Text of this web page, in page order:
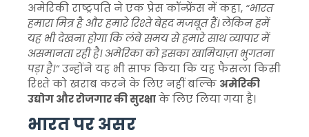
अमेरिकी राष्ट्रपति ने एक प्रेस कॉन्फ्रेंस में कहा, “भारत
हमारा मित्र है और हमारे रिश्ते बेहद मजबूत हैं। लेकिन हमें
यह भी देखना होगा कि लंबे समय से हमारे साथ व्यापार में
असमानता रही है। अमेरिका को इसका खामियाज़ा भुगतना
पड़ा है।”उन्होंने यह भी साफ किया कि यह फैसला किसी
रिश्ते को खराब करने के लिए नहीं बल्कि अमेरिकी
उद्योग और रोजगार की सुरक्षाके लिए लिया गया है।
भारत पर असर